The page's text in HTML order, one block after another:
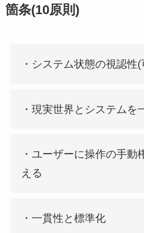
箇条(10原則)
・システム状態の視認性
・現実世界とシステムを
・ユーザーに操作の手動
える
・一貫性と標準化